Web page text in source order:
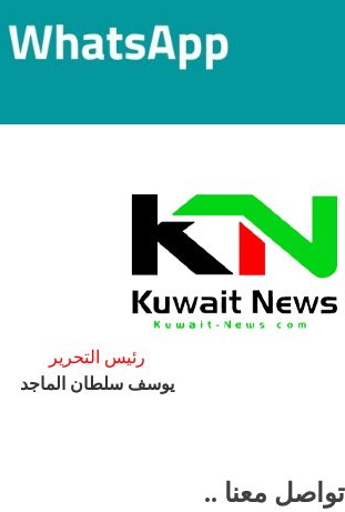
رئيس التحرير
يوسف سلطان الماجد
تواصل معنا ..